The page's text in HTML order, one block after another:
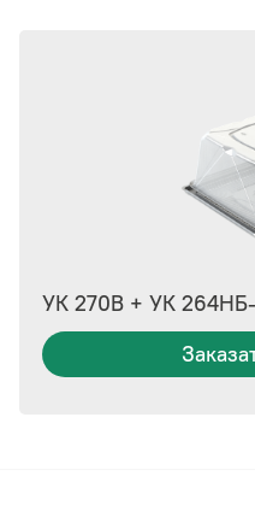
УК 270В + УК